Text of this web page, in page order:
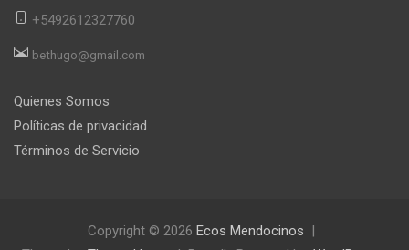
+5492612327760
bethugo@gmail.com
Quienes Somos
Políticas de privacidad
Términos de Servicio
Copyright © 2026 Ecos Mendocinos